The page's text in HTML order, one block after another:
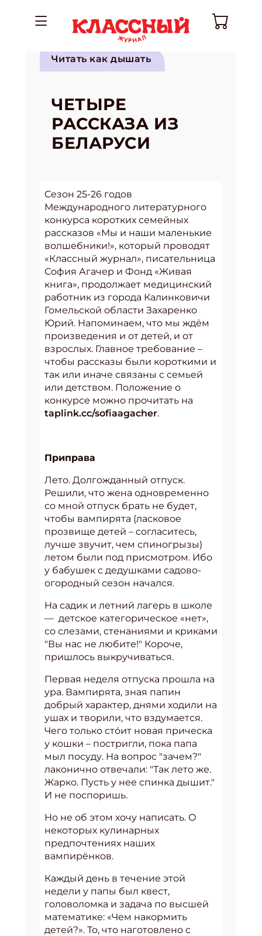
Читать как дышать
ЧЕТЫРЕ
РАССКАЗА ИЗ
БЕЛАРУСИ
Сезон 25-26 годов
Международного литературного
конкурса коротких семейных
рассказов «Мы и наши маленькие
волшебники!», который проводят
«Классный журнал», писательница
София Агачер и Фонд «Живая
книга», продолжает медицинский
работник из города Калинковичи
Гомельской области Захаренко
Юрий. Напоминаем, что мы ждём
произведения и от детей, и от
взрослых. Главное требование –
чтобы рассказы были короткими и
так или иначе связаны с семьей
или детством. Положение о
конкурсе можно прочитать на
taplink.cc/sofiaagacher.
Приправа
Лето. Долгожданный отпуск.
Решили, что жена одновременно
со мной отпуск брать не будет,
чтобы вампирята (ласковое
прозвище детей – согласитесь,
лучше звучит, чем спиногрызы)
летом были под присмотром. Ибо
у бабушек с дедушками садово-
огородный сезон начался.
На садик и летний лагерь в школе
— детское категорическое «нет»,
со слезами, стенаниями и криками
"Вы нас не любите!" Короче,
пришлось выкручиваться.
Первая неделя отпуска прошла на
ура. Вампирята, зная папин
добрый характер, днями ходили на
ушах и творили, что вздумается.
Чего только сто́ит новая прическа
у кошки – постригли, пока папа
мыл посуду. На вопрос "зачем?"
лаконично отвечали: "Так лето же.
Жарко. Пусть у нее спинка дышит."
И не поспоришь.
Но не об этом хочу написать. О
некоторых кулинарных
предпочтениях наших
вампирёнков.
Каждый день в течение этой
недели у папы был квест,
головоломка и задача по высшей
математике: «Чем накормить
детей?». То, что наготовлено с